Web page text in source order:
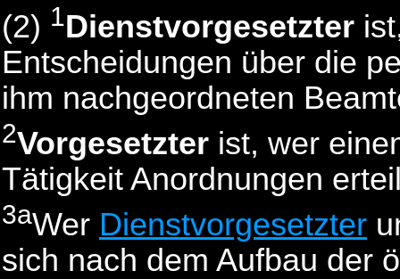
(2) 1Dienstvorgesetzter
Entscheidungen über die
ihm nachgeordneten
2Vorgesetzter ist, wer
Tätigkeit Anordnungen
3aWer Dienstvorgesetzter
sich nach dem Aufbau der